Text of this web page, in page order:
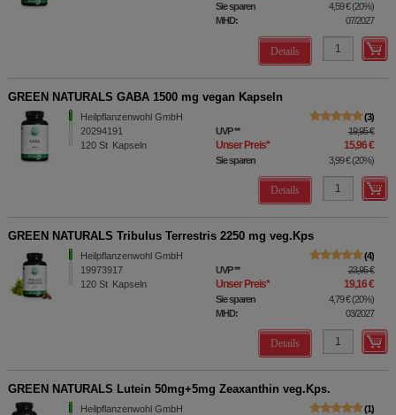
Sie sparen 4,59 €(20%)
MHD:
07/2027
Details
GREEN NATURALS GABA 1500 mg vegan Kapseln
Heilpflanzenwohl GmbH
20294191
120 St Kapseln
3
UVP** 19,95 €
Unser Preis* 15,96 €
Sie sparen 3,99 €(20%)
Details
GREEN NATURALS Tribulus Terrestris 2250 mg veg.Kps
Heilpflanzenwohl GmbH
19973917
120 St Kapseln
4
UVP** 23,95 €
Unser Preis* 19,16 €
Sie sparen 4,79 €(20%)
MHD:
03/2027
Details
GREEN NATURALS Lutein 50mg+5mg Zeaxanthin veg.Kps.
Heilpflanzenwohl GmbH
1